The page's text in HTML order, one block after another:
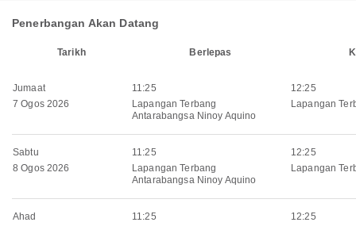
Penerbangan Akan Datang
Tarikh Berlepas
Jumaat
7 Ogos 2026
11:25
Lapangan Terbang
Antarabangsa Ninoy Aquino
12:25
Lapangan
Sabtu
8 Ogos 2026
11:25
Lapangan Terbang
Antarabangsa Ninoy Aquino
12:25
Lapangan
Ahad
11:25
12:25